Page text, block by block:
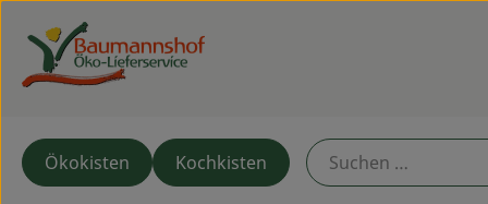
Ökokisten Kochkisten